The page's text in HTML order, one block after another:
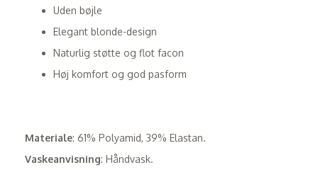
Uden bøjle
Elegant blonde-design
Naturlig støtte og flot facon
Høj komfort og god pasform
Materiale: 61% Polyamid, 39% Elastan.
Vaskeanvisning: Håndvask.